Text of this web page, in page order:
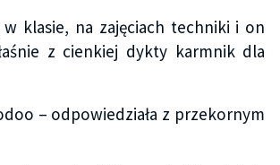
w klasie, na zajęciach techniki i on
z cienkiej dykty karmnik dla
– odpowiedziała z przekornym